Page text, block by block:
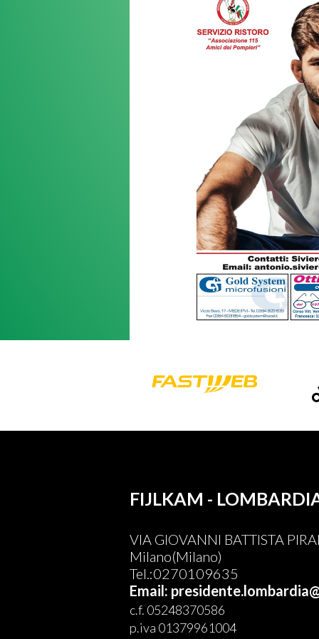
FIJLKAM -
VIA GIOVANNI BATTISTA
Milano(Milano)
Tel.:0270109635
Email:
c.f. 05248370586
p.iva 01379961004